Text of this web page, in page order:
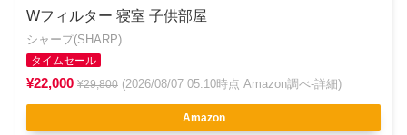
Wフィルター 寝室 子供部屋
シャープ(SHARP)
タイムセール
¥22,000 ¥29,800 (2026/08/07 05:10時点 Amazon調べ-詳細)
Amazon